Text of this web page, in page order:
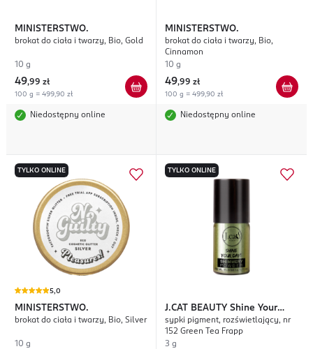
MINISTERSTWO.
brokat do ciała i twarzy, Bio, Gold
10 g
49,99 zł
100 g = 499,90 zł
Niedostępny online
MINISTERSTWO.
brokat do ciała i twarzy, Bio,
Cinnamon
10 g
49,99 zł
100 g = 499,90 zł
Niedostępny online
TYLKO ONLINE
5,0
MINISTERSTWO.
brokat do ciała i twarzy, Bio, Silver
10 g
TYLKO ONLINE
J.CAT BEAUTY Shine Your
Day!
sypki pigment, rozświetlający, nr
152 Green Tea Frapp
3 g